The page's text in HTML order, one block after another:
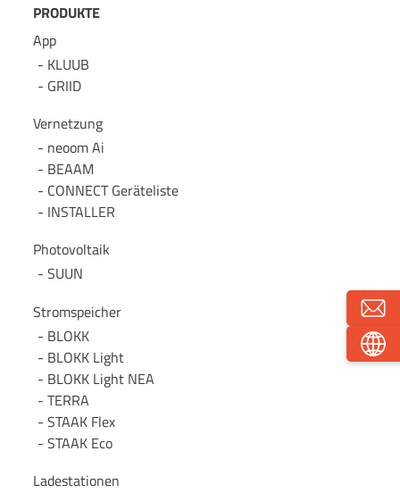
PRODUKTE
App
KLUUB
GRIID
Vernetzung
neoom Ai
BEAAM
CONNECT Geräteliste
INSTALLER
Photovoltaik
SUUN
Stromspeicher
BLOKK
BLOKK Light
BLOKK Light NEA
TERRA
STAAK Flex
STAAK Eco
Ladestationen